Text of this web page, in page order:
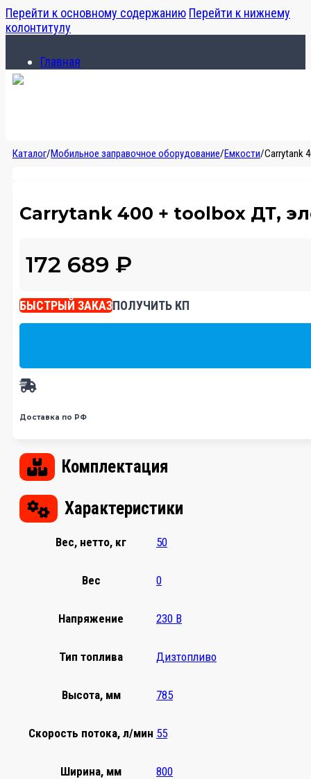
Перейти к основному содержанию Перейти к нижнему
колонтитулу
Главная
Каталог
Каталог/Мобильное заправочное оборудование/Емкости/Carrytank
Carrytank 400 + toolbox ДТ,
172 689 ₽
БЫСТРЫЙ ЗАКАЗПОЛУЧИТЬ КП
Доставка по РФ
Комплектация
Характеристики
Вес, нетто, кг 50
Вес 0
Напряжение 230 В
Тип топлива Дизтопливо
Высота, мм 785
Скорость потока, л/мин 55
Ширина, мм 800